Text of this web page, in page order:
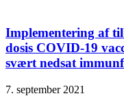
Implementering af
dosis COVID-19
svært nedsat
7. september 2021